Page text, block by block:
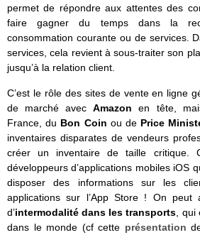
permet de répondre aux attentes des
faire gagner du temps dans la
consommation courante ou de services.
services, cela revient à sous-traiter son
jusqu’à la relation client.
C’est le rôle des sites de vente en ligne
de marché avecAmazonen tête,
France, du Bon Coin ou de Price
inventaires disparates de vendeurs
créer un inventaire de taille critique.
développeurs d’applications mobiles iOS
disposer des informations sur les
applications sur l’App Store ! On peut
d’intermodalité dans les transports ,
dans le monde (cf cette présentation